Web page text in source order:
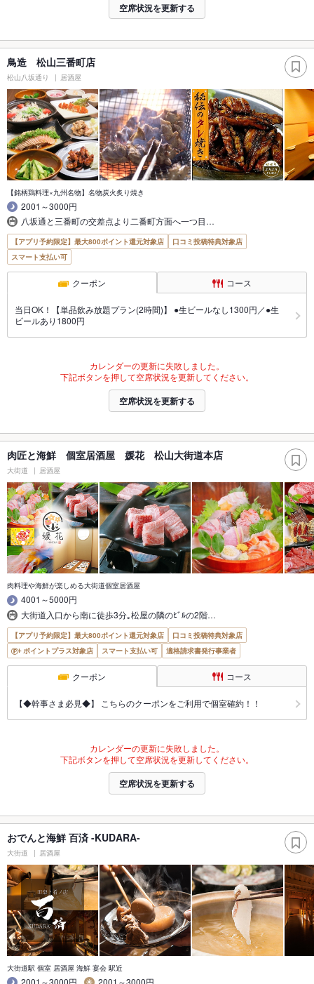
空席状況を更新する
鳥造 松山三番町店
松山八坂通り 居酒屋
【銘柄鶏料理×九州名物】名物炭火炙り焼き
2001～3000円
八坂通と三番町の交差点より二番町方面へ一つ目…
【アプリ予約限定】最大800ポイント還元対象店
口コミ投稿特典対象店
スマート支払い可
クーポン コース
当日OK！【単品飲み放題プラン(2時間)】 ●生ビールなし1300円／●生
ビールあり1800円
カレンダーの更新に失敗しました。
下記ボタンを押して空席状況を更新してください。
空席状況を更新する
肉匠と海鮮 個室居酒屋 媛花 松山大街道本店
大街道 居酒屋
肉料理や海鮮が楽しめる大街道個室居酒屋
4001～5000円
大街道入口から南に徒歩3分｡松屋の隣のﾋﾞﾙの2階…
【アプリ予約限定】最大800ポイント還元対象店
口コミ投稿特典対象店
ポイントプラス対象店
スマート支払い可 適格請求書発行事業者
クーポン コース
【◆幹事さま必見◆】 こちらのクーポンをご利用で個室確約！！
カレンダーの更新に失敗しました。
下記ボタンを押して空席状況を更新してください。
空席状況を更新する
おでんと海鮮 百済 -KUDARA-
大街道 居酒屋
大街道駅 個室 居酒屋 海鮮 宴会 駅近
2001～3000円 2001～3000円